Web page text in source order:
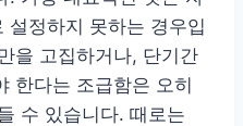
설정하지 못하는 경우입
을 고집하거나, 단기간
한다는 조급함은 오히
수 있습니다. 때로는